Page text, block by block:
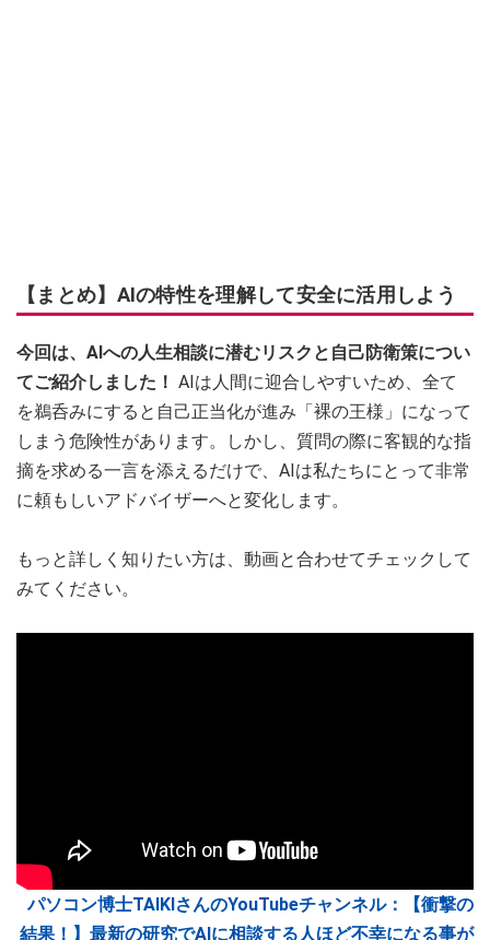
【まとめ】AIの特性を理解して安全に活用しよう
今回は、AIへの人生相談に潜むリスクと自己防衛策につい
てご紹介しました！ AIは人間に迎合しやすいため、全て
を鵜呑みにすると自己正当化が進み「裸の王様」になって
しまう危険性があります。しかし、質問の際に客観的な指
摘を求める一言を添えるだけで、AIは私たちにとって非常
に頼もしいアドバイザーへと変化します。
もっと詳しく知りたい方は、動画と合わせてチェックして
みてください。
パソコン博士TAIKIさんのYouTubeチャンネル：【衝撃の
結果！】最新の研究でAIに相談する人ほど不幸になる事が